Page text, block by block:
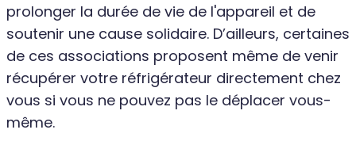
prolonger la durée de vie de l'appareil et de
soutenir une cause solidaire. D’ailleurs, certaines
de ces associations proposent même de venir
récupérer votre réfrigérateur directement chez
vous si vous ne pouvez pas le déplacer vous-
même.